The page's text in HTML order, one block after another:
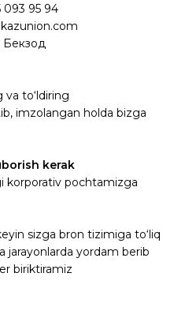
95 94‬
Бекзод
va to‘ldiring
imzolangan holda bizga
kerak
korporativ pochtamizga
sizga bron tizimiga to‘liq
jarayonlarda yordam berib
biriktiramiz